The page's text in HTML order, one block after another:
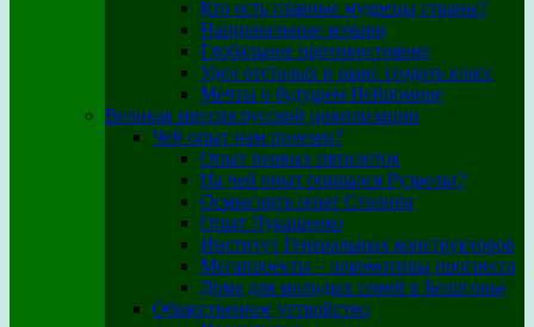
Кто есть главные мудрецы страны?
Национальные козыри
Глобальное противостояние
Удел отсталых и шанс создать класс
Мечты о будущем Нейромире
Великая миссия русской цивилизации
Чей опыт нам полезен?
Опыт первых пятилеток
На чей опыт опирался Рузвельт?
Осмыслить опыт Сталина
Опыт Лукашенко
Институт Генеральных конструкторов
Мегапроекты – локомотивы прогресса
Дома для молодых семей в Белогорье
Общественное устройство